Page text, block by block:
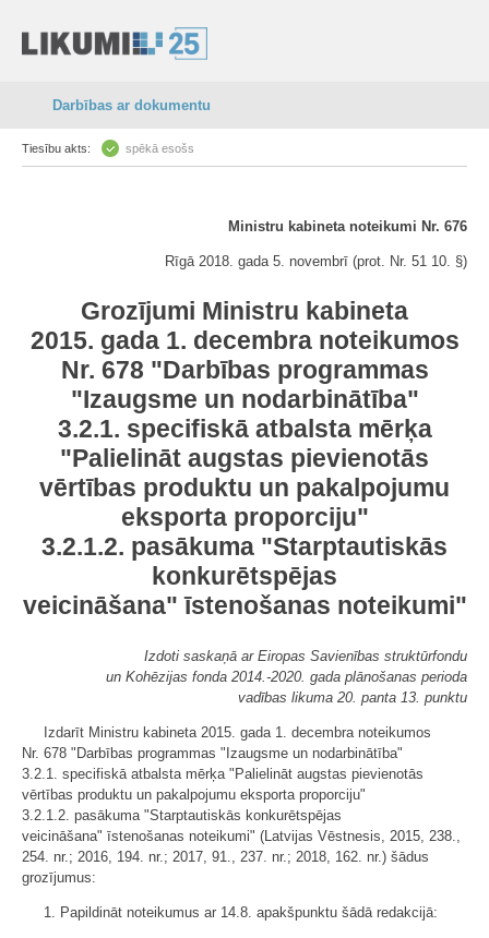
Darbības ar dokumentu
Tiesību akts: spēkā esošs
Ministru kabineta noteikumi Nr. 676
Rīgā 2018. gada 5. novembrī (prot. Nr. 51 10. §)
Grozījumi Ministru kabineta
2015. gada 1. decembra noteikumos
Nr. 678 "Darbības programmas
"Izaugsme un nodarbinātība"
3.2.1. specifiskā atbalsta mērķa
"Palielināt augstas pievienotās
vērtības produktu un pakalpojumu
eksporta proporciju"
3.2.1.2. pasākuma "Starptautiskās
konkurētspējas
veicināšana" īstenošanas noteikumi"
Izdoti saskaņā ar Eiropas Savienības struktūrfondu
un Kohēzijas fonda 2014.-2020. gada plānošanas perioda
vadības likuma 20. panta 13. punktu
Izdarīt Ministru kabineta 2015. gada 1. decembra noteikumos
Nr. 678 "Darbības programmas "Izaugsme un nodarbinātība"
3.2.1. specifiskā atbalsta mērķa "Palielināt augstas pievienotās
vērtības produktu un pakalpojumu eksporta proporciju"
3.2.1.2. pasākuma "Starptautiskās konkurētspējas
veicināšana" īstenošanas noteikumi" (Latvijas Vēstnesis, 2015, 238.,
254. nr.; 2016, 194. nr.; 2017, 91., 237. nr.; 2018, 162. nr.) šādus
grozījumus:
1. Papildināt noteikumus ar 14.8. apakšpunktu šādā redakcijā: